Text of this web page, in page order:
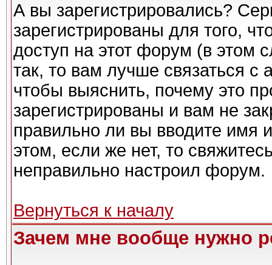
А вы зарегистрировались?
зарегистрированы для того,
доступ на этот форум (в этом
так, то вам лучше связаться
чтобы выяснить, почему это
зарегистрированы и вам не
правильно ли вы вводите
этом, если же нет, то
неправильно настроил форум.
Вернуться к началу
Зачем мне вообще нужно